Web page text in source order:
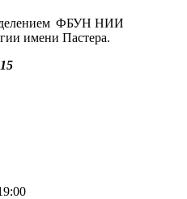
ФБУН НИИ
имени Пастера.